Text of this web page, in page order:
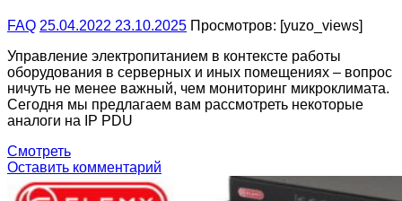
FAQ 25.04.2022 23.10.2025 Просмотров: [yuzo_views]
Управление электропитанием в контексте работы
оборудования в серверных и иных помещениях – вопрос
ничуть не менее важный, чем мониторинг микроклимата.
Сегодня мы предлагаем вам рассмотреть некоторые
аналоги на IP PDU
Смотреть
Оставить комментарий